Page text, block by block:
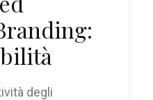
degli